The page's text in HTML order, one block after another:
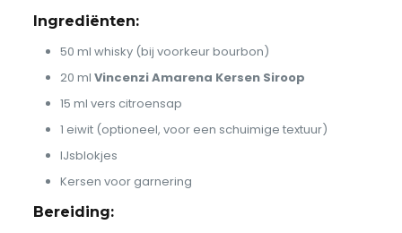
Ingrediënten:
50 ml whisky (bij voorkeur bourbon)
20 ml Vincenzi Amarena Kersen Siroop
15 ml vers citroensap
1 eiwit (optioneel, voor een schuimige textuur)
IJsblokjes
Kersen voor garnering
Bereiding: